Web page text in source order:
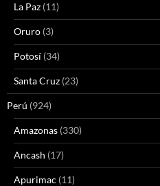
La Paz (11)
Oruro (3)
Potosí (34)
Santa Cruz (23)
Perú (924)
Amazonas (330)
Ancash (17)
Apurimac (11)